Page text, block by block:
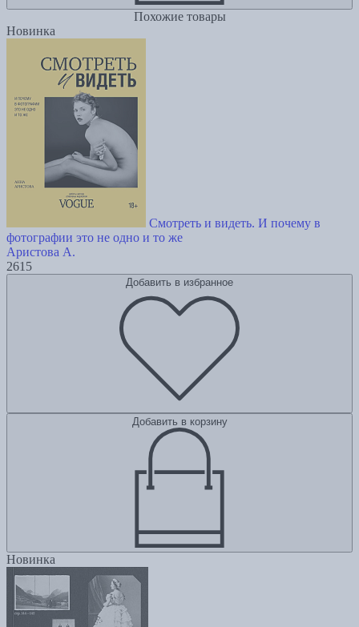
Похожие товары
Новинка
Смотреть и видеть. И почему в
фотографии это не одно и то же
Аристова А.
2615
Добавить в избранное
Добавить в корзину
Новинка